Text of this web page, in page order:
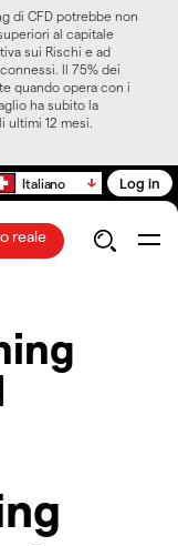
di CFD potrebbe non
al capitale
sui Rischi e ad
Il 75% dei
quando opera con i
ha subito la
12 mesi.
Italiano Log in
reale